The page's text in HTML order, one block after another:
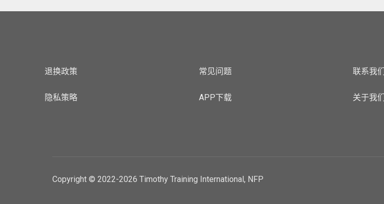
退换政策
隐私策略
常见问题
APP下载
联系我们
关于我们
Copyright © 2022-2026 Timothy Training International, NFP